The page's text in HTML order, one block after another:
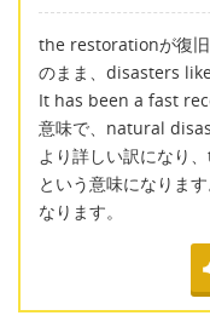
the restorationが復旧
のまま、disasters
It has been a fast
意味で、natural
より詳しい訳になり
という意味になりま
なります。